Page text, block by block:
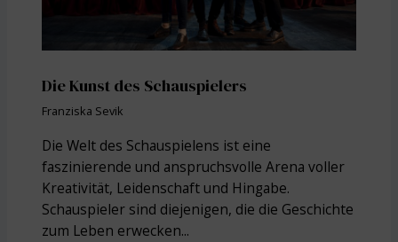
Die Kunst des Schauspielers
Franziska Sevik
Die Welt des Schauspielens ist eine
faszinierende und anspruchsvolle Arena voller
Kreativität, Leidenschaft und Hingabe.
Schauspieler sind diejenigen, die die Geschichte
zum Leben erwecken...